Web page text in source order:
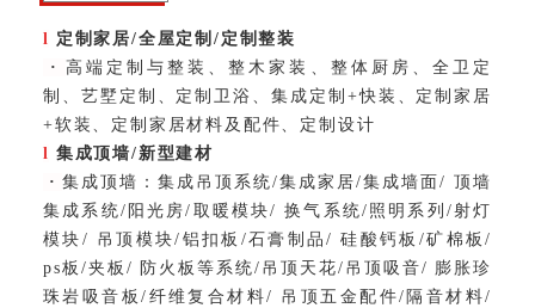
l 定制家居/全屋定制/定制整装
· 高端定制与整装、整木家装、整体厨房、全卫定
制、艺墅定制、定制卫浴、集成定制+快装、定制家居
+软装、定制家居材料及配件、定制设计
l 集成顶墙/新型建材
·集成顶墙：集成吊顶系统/集成家居/集成墙面/ 顶墙
集成系统/阳光房/取暖模块/ 换气系统/照明系列/射灯
模块/ 吊顶模块/铝扣板/石膏制品/ 硅酸钙板/矿棉板/
ps板/夹板/ 防火板等系统/吊顶天花/吊顶吸音/ 膨胀珍
珠岩吸音板/纤维复合材料/ 吊顶五金配件/隔音材料/